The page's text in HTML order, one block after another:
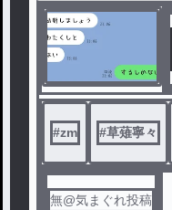
#zm #草薙寧々
無@気まぐれ投稿